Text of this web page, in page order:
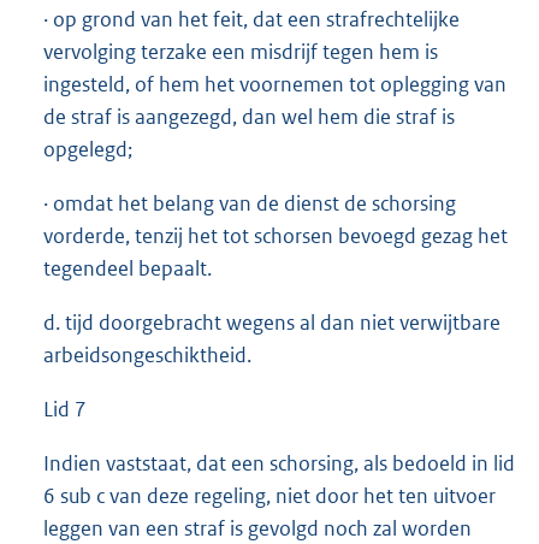
· op grond van het feit, dat een strafrechtelijke
vervolging terzake een misdrijf tegen hem is
ingesteld, of hem het voornemen tot oplegging van
de straf is aangezegd, dan wel hem die straf is
opgelegd;
· omdat het belang van de dienst de schorsing
vorderde, tenzij het tot schorsen bevoegd gezag het
tegendeel bepaalt.
d. tijd doorgebracht wegens al dan niet verwijtbare
arbeidsongeschiktheid.
Lid 7
Indien vaststaat, dat een schorsing, als bedoeld in lid
6 sub c van deze regeling, niet door het ten uitvoer
leggen van een straf is gevolgd noch zal worden